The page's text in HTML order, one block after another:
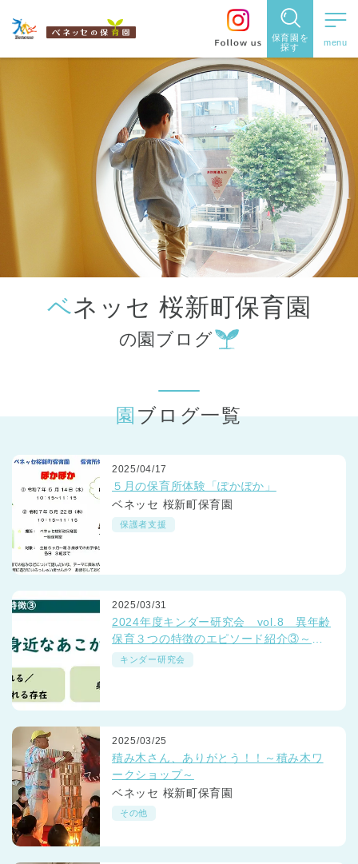
保育園を
探す
保育園を探す
住所・駅
名から探
す
都道府県
から探す
ベネッセ 桜新町保育園
の園ブログ
園ブログ一覧
2025/04/17
５月の保育所体験「ぽかぽか」
ベネッセ 桜新町保育園
保護者支援
2025/03/31
2024年度キンダー研究会 vol.8 異年齢
保育３つの特徴のエピソード紹介③～ベ
ネッセの保育園「つながるミーティン
キンダー研究会
2025/03/25
積み木さん、ありがとう！！～積み木ワ
ークショップ～
ベネッセ 桜新町保育園
その他